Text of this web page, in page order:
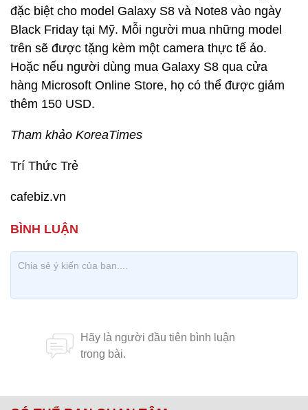
đặc biệt cho model Galaxy S8 và Note8 vào ngày
Black Friday tại Mỹ. Mỗi người mua những model
trên sẽ được tặng kèm một camera thực tế ảo.
Hoặc nếu người dùng mua Galaxy S8 qua cửa
hàng Microsoft Online Store, họ có thể được giảm
thêm 150 USD.
Tham khảo KoreaTimes
Trí Thức Trẻ
cafebiz.vn